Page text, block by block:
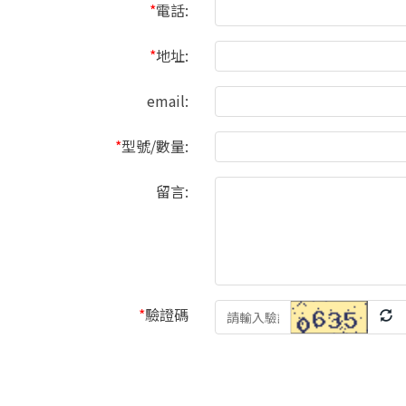
*電話:
*地址:
email:
*型號/數量:
留言:
*驗證碼